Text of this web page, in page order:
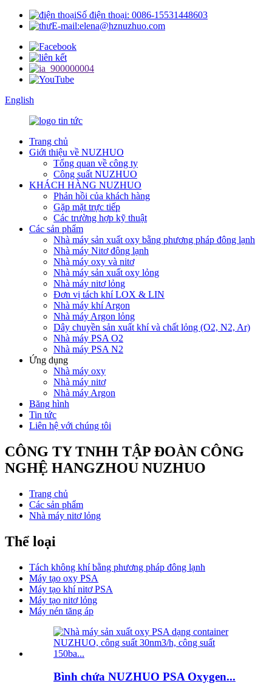
Số điện thoại: 0086-15531448603
E-mail:elena@hznuzhuo.com
English
Trang chủ
Giới thiệu về NUZHUO
Tổng quan về công ty
Công suất NUZHUO
KHÁCH HÀNG NUZHUO
Phản hồi của khách hàng
Gặp mặt trực tiếp
Các trường hợp kỹ thuật
Các sản phẩm
Nhà máy sản xuất oxy bằng phương pháp đông lạnh
Nhà máy Nitơ đông lạnh
Nhà máy oxy và nitơ
Nhà máy sản xuất oxy lỏng
Nhà máy nitơ lỏng
Đơn vị tách khí LOX & LIN
Nhà máy khí Argon
Nhà máy Argon lỏng
Dây chuyền sản xuất khí và chất lỏng (O2, N2, Ar)
Nhà máy PSA O2
Nhà máy PSA N2
Ứng dụng
Nhà máy oxy
Nhà máy nitơ
Nhà máy Argon
Băng hình
Tin tức
Liên hệ với chúng tôi
CÔNG TY TNHH TẬP ĐOÀN CÔNG
NGHỆ HANGZHOU NUZHUO
Trang chủ
Các sản phẩm
Nhà máy nitơ lỏng
Thể loại
Tách không khí bằng phương pháp đông lạnh
Máy tạo oxy PSA
Máy tạo khí nitơ PSA
Máy tạo nitơ lỏng
Máy nén tăng áp
Bình chứa NUZHUO PSA Oxygen...